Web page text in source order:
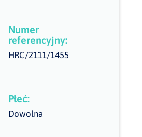
Numer
referencyjny:
HRC/2111/1455
Płeć:
Dowolna